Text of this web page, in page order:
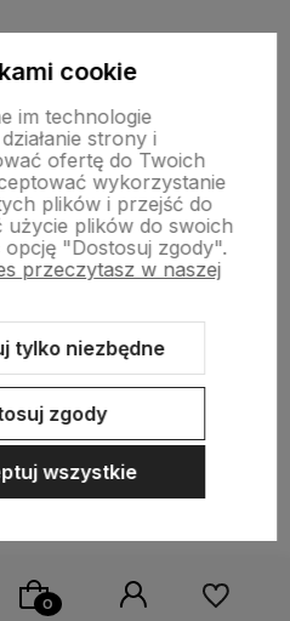
Szablon Shoper Modern 3.0™
cookie
im technologie
strony i
ofertę do Twoich
wykorzystanie
plików i przejść do
plików do swoich
"Dostosuj zgody".
przeczytasz w naszej
tylko niezbędne
zgody
wszystkie